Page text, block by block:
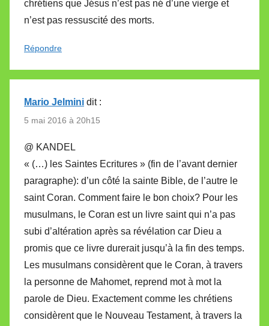
chrétiens que Jésus n’est pas né d’une vierge et
n’est pas ressuscité des morts.
Répondre
Mario Jelmini dit :
5 mai 2016 à 20h15
@ KANDEL
« (…) les Saintes Ecritures » (fin de l’avant dernier
paragraphe): d’un côté la sainte Bible, de l’autre le
saint Coran. Comment faire le bon choix? Pour les
musulmans, le Coran est un livre saint qui n’a pas
subi d’altération après sa révélation car Dieu a
promis que ce livre durerait jusqu’à la fin des temps.
Les musulmans considèrent que le Coran, à travers
la personne de Mahomet, reprend mot à mot la
parole de Dieu. Exactement comme les chrétiens
considèrent que le Nouveau Testament, à travers la